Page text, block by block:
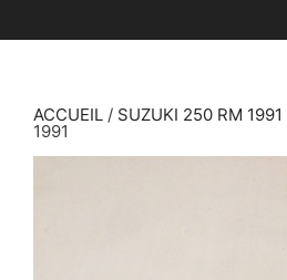
ACCUEIL / SUZUKI 250 RM 1991
1991